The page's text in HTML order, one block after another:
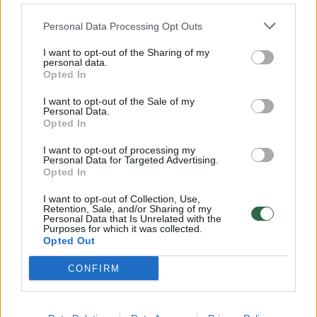
Personal Data Processing Opt Outs
I want to opt-out of the Sharing of my
personal data.
Opted In
I want to opt-out of the Sale of my
Personal Data.
Opted In
I want to opt-out of processing my
Personal Data for Targeted Advertising.
Opted In
I want to opt-out of Collection, Use,
Retention, Sale, and/or Sharing of my
Personal Data that Is Unrelated with the
Purposes for which it was collected.
Opted Out
CONFIRM
32 laipsnių šilumos
Žinios | Orai
Nufilmavo, kaip patvino Vilniaus Vakarinis aplinkkelis:
Žinios | Lietuvos diena
00:15:54
V. Zalužno pasisakymą laiko bandymu įsitvirtinti
Ukrainos politikoje: jis yra neteisus
Laidos | Nauja diena